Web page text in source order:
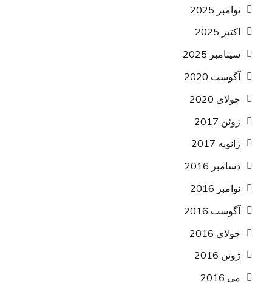
نوامبر 2025
اکتبر 2025
سپتامبر 2025
آگوست 2020
جولای 2020
ژوئن 2017
ژانویه 2017
دسامبر 2016
نوامبر 2016
آگوست 2016
جولای 2016
ژوئن 2016
می 2016